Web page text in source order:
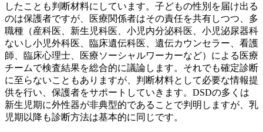
したことも判断材料にしています。子どもの性別を届け出る
のは保護者ですが、医療関係者はその責任を共有しつつ、多
職種（産科医、新生児科医、小児内分泌科医、小児泌尿器科
ないし小児外科医、臨床遺伝科医、遺伝カウンセラー、看護
師、臨床心理士、医療ソーシャルワーカーなど）による医療
チームで検査結果を総合的に議論します。それでも確定診断
に至らないこともありますが、判断材料として必要な情報提
供を行い、保護者をサポートしていきます。DSDの多くは
新生児期に外性器が非典型的であることで判明しますが、乳
児期以降も診断方法は基本的に同じです。